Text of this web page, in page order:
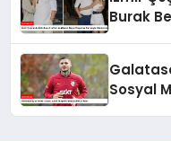
Burak
Sosyal